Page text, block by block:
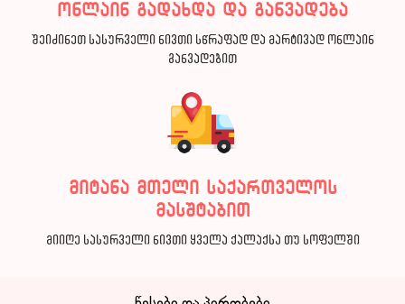
ონლაინ გადახდა და განვადება
შეიძინეთ სასურველი ნივთი სწრაფად და მარტივად ონლაინ
განვადებით
მიტანა მთელი საქართველოს
მასშტაბით
მიიღე სასურველი ნივთი ყველა ქალაქსა თუ სოფელში